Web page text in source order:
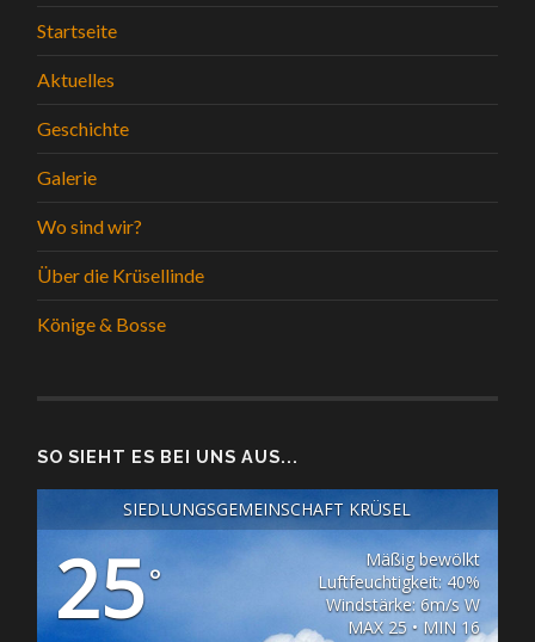
Startseite
Aktuelles
Geschichte
Galerie
Wo sind wir?
Über die Krüsellinde
Könige & Bosse
SO SIEHT ES BEI UNS AUS...
SIEDLUNGSGEMEINSCHAFT KRÜSEL
25°
Mäßig bewölkt
Luftfeuchtigkeit: 40%
Windstärke: 6m/s W
MAX 25 • MIN 16